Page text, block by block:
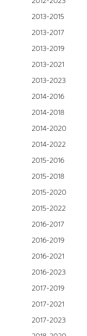
2013-2015
2013-2017
2013-2019
2013-2021
2013-2023
2014-2016
2014-2018
2014-2020
2014-2022
2015-2016
2015-2018
2015-2020
2015-2022
2016-2017
2016-2019
2016-2021
2016-2023
2017-2019
2017-2021
2017-2023